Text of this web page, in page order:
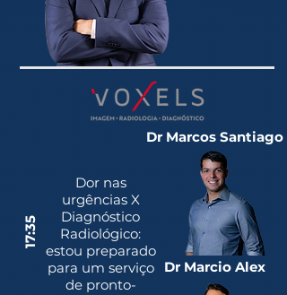
Dr Marcos Santiago
17:35
Dr Marcio Alex
Dor nas
urgências X
Diagnóstico
Radiológico:
estou preparado
para um serviço
de pronto-